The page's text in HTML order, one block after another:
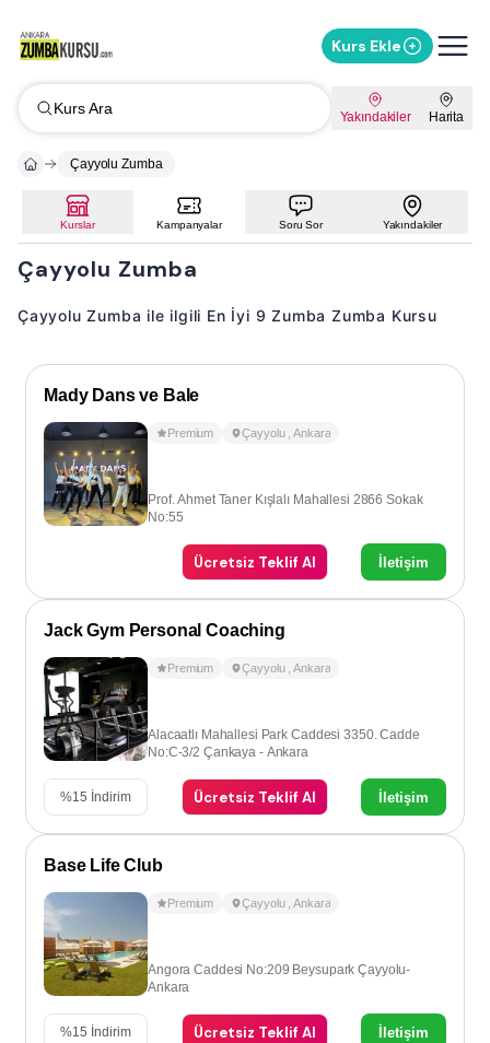
Kurs Ekle
Kurs Ara Yakındakiler Harita
Çayyolu Zumba
Kurslar Kampanyalar Soru Sor Yakındakiler
Çayyolu Zumba
Çayyolu Zumba ile ilgili En İyi 9 Zumba Zumba Kursu
Mady Dans ve Bale
Premium Çayyolu ,Ankara
Prof. Ahmet Taner Kışlalı Mahallesi 2866 Sokak
No:55
Ücretsiz Teklif Al İletişim
Jack Gym Personal Coaching
Premium Çayyolu ,Ankara
Alacaatlı Mahallesi Park Caddesi 3350. Cadde
No:C-3/2 Çankaya - Ankara
%15 İndirim Ücretsiz Teklif Al İletişim
Base Life Club
Premium Çayyolu ,Ankara
Angora Caddesi No:209 Beysupark Çayyolu-
Ankara
%15 İndirim Ücretsiz Teklif Al İletişim